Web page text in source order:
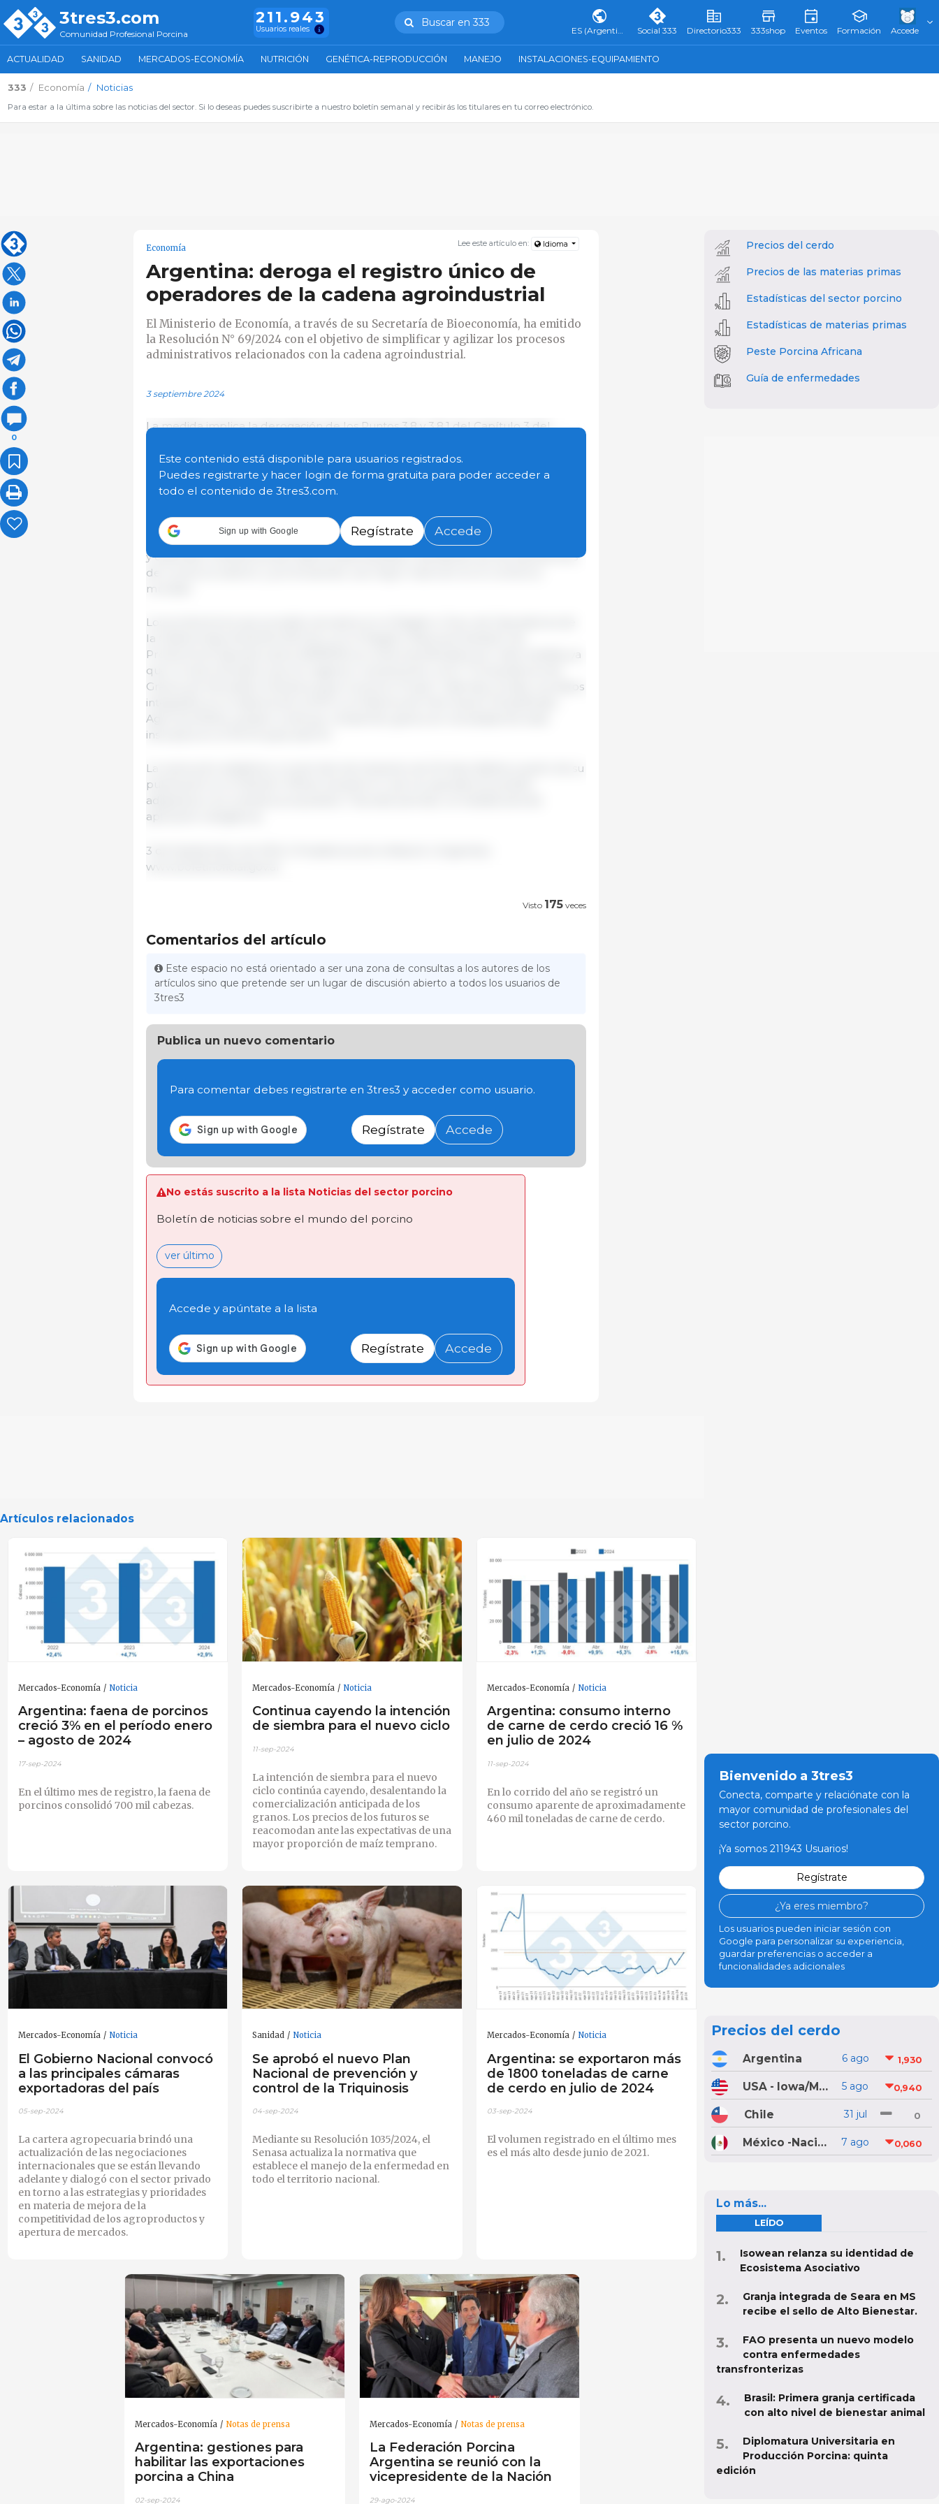
3tres3.com
Comunidad Profesional Porcina
211.943
Usuarios reales
Buscar en 333
ES (Argentina) Social 333 Directorio333 333shop Eventos Formación Accede
ACTUALIDAD SANIDAD MERCADOS-ECONOMÍA NUTRICIÓN GENÉTICA-REPRODUCCIÓN MANEJO INSTALACIONES-EQUIPAMIENTO
333 Economía Noticias
Para estar a la última sobre las noticias del sector. Si lo deseas puedes suscribirte a nuestro boletín semanal y recibirás los titulares en tu correo electrónico.
0
Lee este artículo en: Idioma
Economía
Argentina: deroga el registro único de
operadores de la cadena agroindustrial
El Ministerio de Economía, a través de su Secretaría de Bioeconomía, ha emitido
la Resolución N° 69/2024 con el objetivo de simplificar y agilizar los procesos
administrativos relacionados con la cadena agroindustrial.
3 septiembre 2024
La medida implica la derogación de los Puntos 3.8 y 3.8.1 del Capítulo 3 del
Granos y/o Derivados Granarios para Consumo Propio.
Esta decisión se enmarca dentro de las políticas del Gobierno Nacional
Decreto N° 70/2023, que busca eliminar barreras y restricciones que dificultan el
desarrollo económico del país. El objetivo es evitar la superposición de registros
y optimizar la eficiencia del sistema administrativo, facilitando así las operaciones
de comercio exterior y promoviendo una mayor inserción en el comercio
mundial.
Los productores que ya están inscriptos en el Registro Único de Operadores de
la Cadena Agroindustrial (RUCA) y en el Registro Nacional Sanitario de
Productores Agropecuarios (RENSPA) se verán beneficiados por esta medida, ya
que no será necesario que se registren nuevamente como "Compradores de
Granos y/o Derivados Granarios para Consumo Propio". Además, al estar sus datos
integrados en el sistema de la AFIP y el Sistema de Información Simplificado
Agrícola (SISA), podrán continuar recibiendo granos sin necesidad de estar
inscriptos en el RUCA para este fin.
La resolución establece un período de transición de 30 días hábiles a partir de su
publicación en el Boletín Oficial, durante el cual los operadores podrán
adaptarse a los cambios propuestos. Tras este periodo, la medida será de
aplicación obligatoria.
3 de Septiembre de 2024 | Presidencia de la Nación | Argentina
www.boletinoficial.gov.ar
Este contenido está disponible para usuarios registrados.
Puedes registrarte y hacer login de forma gratuita para poder acceder a
todo el contenido de 3tres3.com.
Sign up with Google Regístrate Accede
Visto 175 veces
Comentarios del artículo
Este espacio no está orientado a ser una zona de consultas a los autores de los
artículos sino que pretende ser un lugar de discusión abierto a todos los usuarios de
3tres3
Publica un nuevo comentario
Para comentar debes registrarte en 3tres3 y acceder como usuario.
Regístrate Accede
No estás suscrito a la lista Noticias del sector porcino
Boletín de noticias sobre el mundo del porcino
ver último
Accede y apúntate a la lista
Regístrate Accede
Artículos relacionados
Mercados-Economía Noticia
Argentina: faena de porcinos
creció 3% en el período enero
– agosto de 2024
17-sep-2024
En el último mes de registro, la faena de
porcinos consolidó 700 mil cabezas.
Mercados-Economía Noticia
Continua cayendo la intención
de siembra para el nuevo ciclo
11-sep-2024
La intención de siembra para el nuevo
ciclo continúa cayendo, desalentando la
comercialización anticipada de los
granos. Los precios de los futuros se
reacomodan ante las expectativas de una
mayor proporción de maíz temprano.
Mercados-Economía Noticia
Argentina: consumo interno
de carne de cerdo creció 16 %
en julio de 2024
11-sep-2024
En lo corrido del año se registró un
consumo aparente de aproximadamente
460 mil toneladas de carne de cerdo.
Mercados-Economía Noticia
El Gobierno Nacional convocó
a las principales cámaras
exportadoras del país
05-sep-2024
La cartera agropecuaria brindó una
actualización de las negociaciones
internacionales que se están llevando
adelante y dialogó con el sector privado
en torno a las estrategias y prioridades
en materia de mejora de la
competitividad de los agroproductos y
apertura de mercados.
Sanidad Noticia
Se aprobó el nuevo Plan
Nacional de prevención y
control de la Triquinosis
04-sep-2024
Mediante su Resolución 1035/2024, el
Senasa actualiza la normativa que
establece el manejo de la enfermedad en
todo el territorio nacional.
Mercados-Economía Noticia
Argentina: se exportaron más
de 1800 toneladas de carne
de cerdo en julio de 2024
03-sep-2024
El volumen registrado en el último mes
es el más alto desde junio de 2021.
Mercados-Economía Notas de prensa
Argentina: gestiones para
habilitar las exportaciones
porcina a China
02-sep-2024
Mercados-Economía Notas de prensa
La Federación Porcina
Argentina se reunió con la
vicepresidente de la Nación
29-ago-2024
Precios del cerdo
Precios de las materias primas
Estadísticas del sector porcino
Estadísticas de materias primas
Peste Porcina Africana
Guía de enfermedades
Bienvenido a 3tres3
Conecta, comparte y relaciónate con la
mayor comunidad de profesionales del
sector porcino.
¡Ya somos 211943 Usuarios!
Regístrate
¿Ya eres miembro?
Los usuarios pueden iniciar sesión con
Google para personalizar su experiencia,
guardar preferencias o acceder a
funcionalidades adicionales
Precios del cerdo
Argentina 6 ago 1,930
USA - Iowa/Minnesota 5 ago 0,940
Chile 31 jul 0
México -Nacional 7 ago 0,060
Lo más...
LEÍDO
Isowean relanza su identidad de
Ecosistema Asociativo
Granja integrada de Seara en MS
recibe el sello de Alto Bienestar.
FAO presenta un nuevo modelo
contra enfermedades
transfronterizas
Brasil: Primera granja certificada
con alto nivel de bienestar animal
Diplomatura Universitaria en
Producción Porcina: quinta
edición